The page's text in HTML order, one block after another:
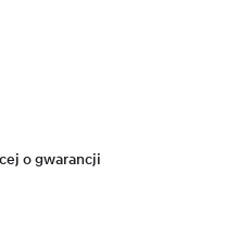
o gwarancji